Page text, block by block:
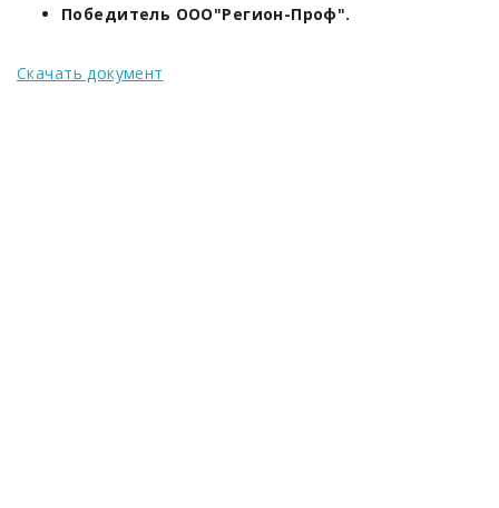
Победитель ООО"Регион-Проф".
Скачать документ